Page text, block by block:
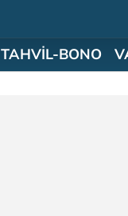
TAHVİL-BONO